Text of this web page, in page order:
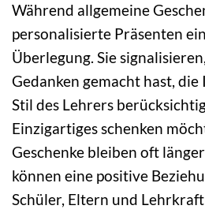
Während allgemeine
personalisierte Präsenten
Überlegung. Sie
Gedanken gemacht hast,
Stil des Lehrers
Einzigartiges schenken
Geschenke bleiben oft
können eine positive
Schüler, Eltern und